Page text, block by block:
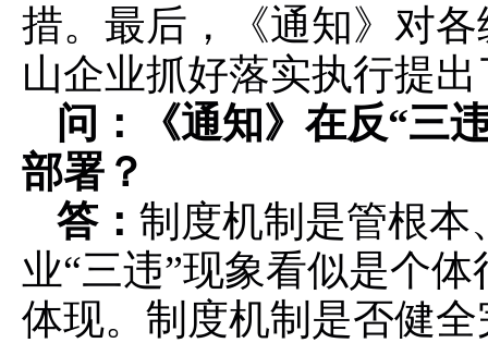
措。最后，《通知》对
山企业抓好落实执行提
问：《通知》在反“三
部署？
答： 制度机制是管根本
业“三违”现象看似是个
体现。制度机制是否健